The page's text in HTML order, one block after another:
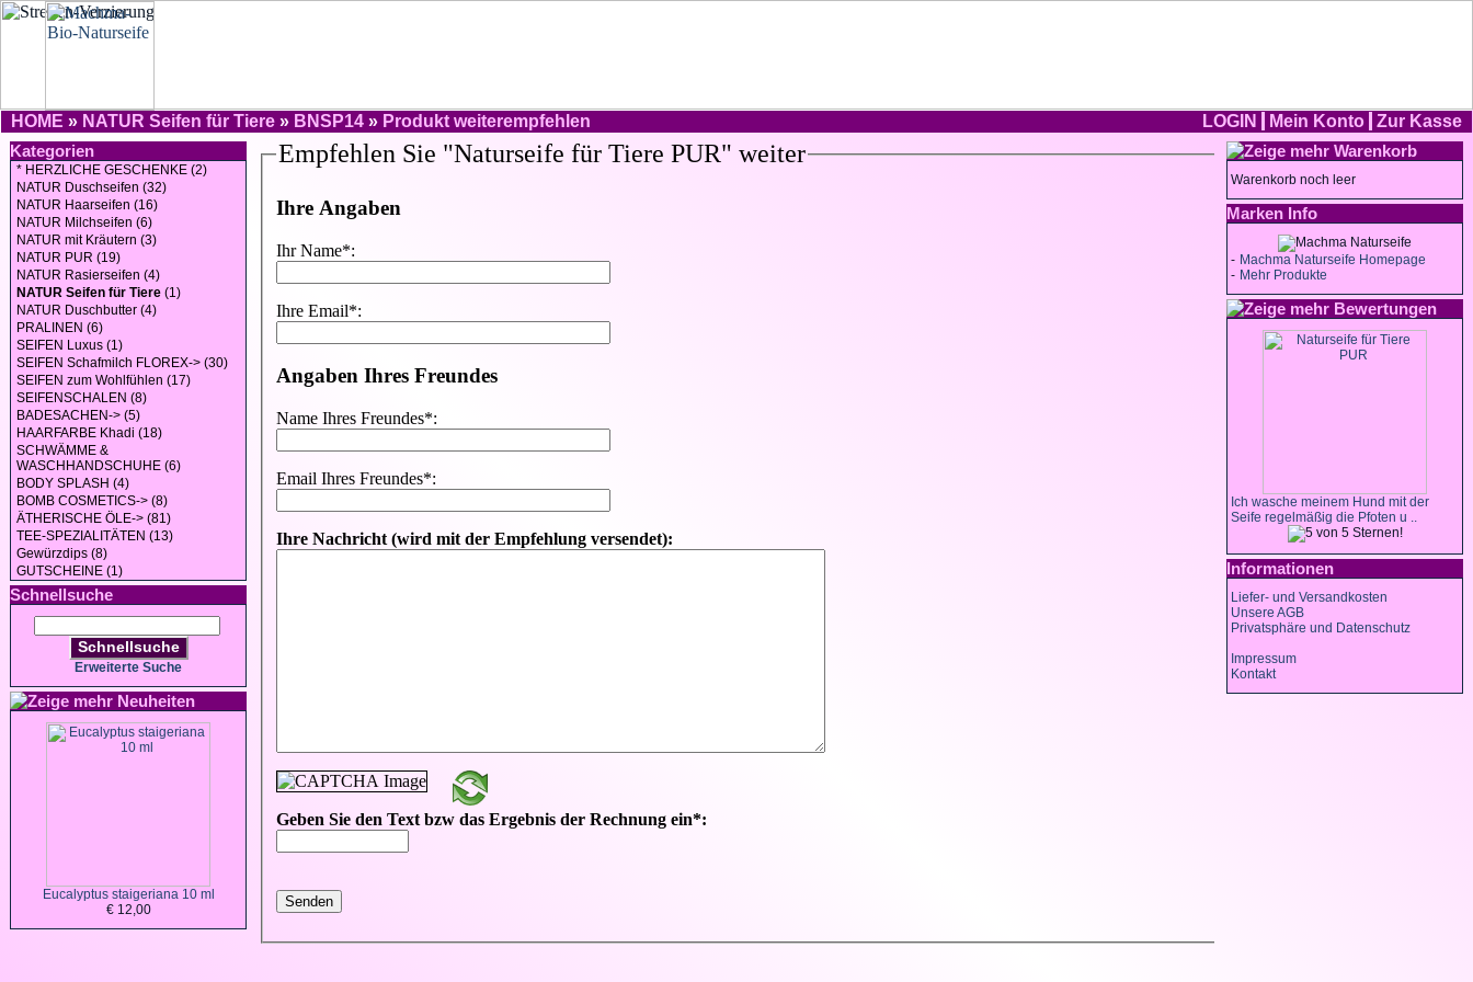
HOME » NATUR Seifen für Tiere » BNSP14 » Produkt weiterempfehlen LOGIN Mein Konto
Zur Kasse
Kategorien
* HERZLICHE GESCHENKE (2)
NATUR Duschseifen (32)
NATUR Haarseifen (16)
NATUR Milchseifen (6)
NATUR mit Kräutern (3)
NATUR PUR (19)
NATUR Rasierseifen (4)
NATUR Seifen für Tiere (1)
NATUR Duschbutter (4)
PRALINEN (6)
SEIFEN Luxus (1)
SEIFEN Schafmilch FLOREX-> (30)
SEIFEN zum Wohlfühlen (17)
SEIFENSCHALEN (8)
BADESACHEN-> (5)
HAARFARBE Khadi (18)
SCHWÄMME &
WASCHHANDSCHUHE (6)
BODY SPLASH (4)
BOMB COSMETICS-> (8)
ÄTHERISCHE ÖLE-> (81)
TEE-SPEZIALITÄTEN (13)
Gewürzdips (8)
GUTSCHEINE (1)
Schnellsuche
Schnellsuche
Erweiterte Suche
Neuheiten
Eucalyptus staigeriana 10 ml
€ 12,00
Warenkorb
Warenkorb noch leer
Marken Info
- Machma Naturseife Homepage
- Mehr Produkte
Bewertungen
Ich wasche meinem Hund mit der
Seife regelmäßig die Pfoten u ..
Informationen
Liefer- und Versandkosten
Unsere AGB
Privatsphäre und Datenschutz
Impressum
Kontakt